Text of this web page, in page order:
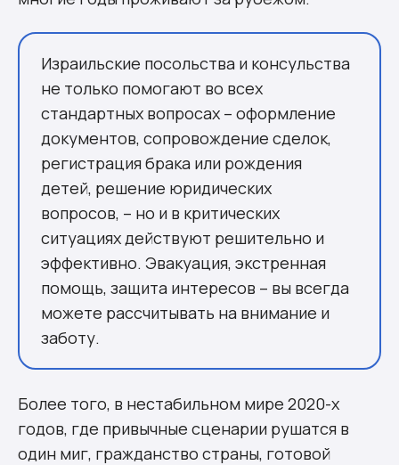
Израильские посольства и консульства
не только помогают во всех
стандартных вопросах – оформление
документов, сопровождение сделок,
регистрация брака или рождения
детей, решение юридических
вопросов, – но и в критических
ситуациях действуют решительно и
эффективно. Эвакуация, экстренная
помощь, защита интересов – вы всегда
можете рассчитывать на внимание и
заботу.
Более того, в нестабильном мире 2020-х
годов, где привычные сценарии рушатся в
один миг, гражданство страны, готовой